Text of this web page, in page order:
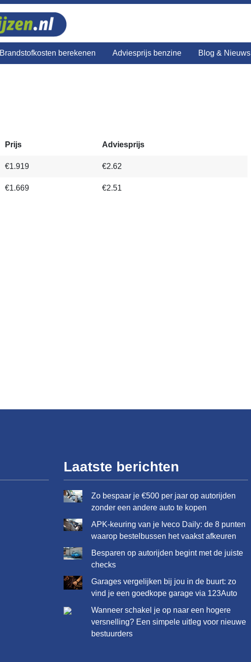
Brandstofkosten berekenen Adviesprijs benzine Blog & Nieuws
Prijs Adviesprijs
€1.919 €2.62
€1.669 €2.51
Laatste berichten
Zo bespaar je €500 per jaar op autorijden
zonder een andere auto te kopen
APK-keuring van je Iveco Daily: de 8 punten
waarop bestelbussen het vaakst afkeuren
Besparen op autorijden begint met de juiste
checks
Garages vergelijken bij jou in de buurt: zo
vind je een goedkope garage via 123Auto
Wanneer schakel je op naar een hogere
versnelling? Een simpele uitleg voor nieuwe
bestuurders